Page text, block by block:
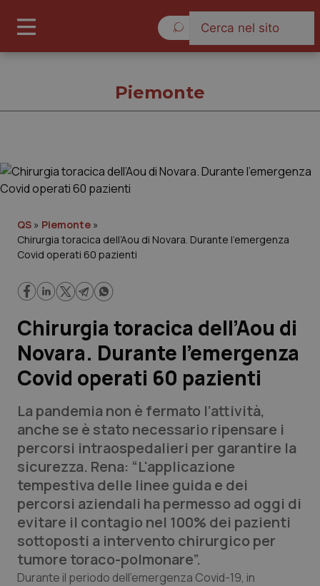
Governo e Parlamento
Regioni e Asl
Lavoro e Professioni
Scienza e Farmaci
Studi e Analisi
Lettere al direttore
Edizioni Regionali
QS Pro
Professionisti Sanitari.AI
Abruzzo
QS Pro Gold
Piemonte
QS » Piemonte »
Chirurgia toracica dell’Aou di Novara. Durante l’emergenza
Covid operati 60 pazienti
Chirurgia toracica dell’Aou di
Novara. Durante l’emergenza
Covid operati 60 pazienti
La pandemia non è fermato l’attività,
anche se è stato necessario ripensare i
percorsi intraospedalieri per garantire la
sicurezza. Rena: “L'applicazione
tempestiva delle linee guida e dei
percorsi aziendali ha permesso ad oggi di
evitare il contagio nel 100% dei pazienti
sottoposti a intervento chirurgico per
tumore toraco-polmonare”.
Durante il periodo dell'emergenza Covid-19, in